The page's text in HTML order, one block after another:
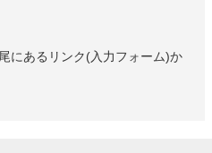
にあるリンク(入力フォーム)か